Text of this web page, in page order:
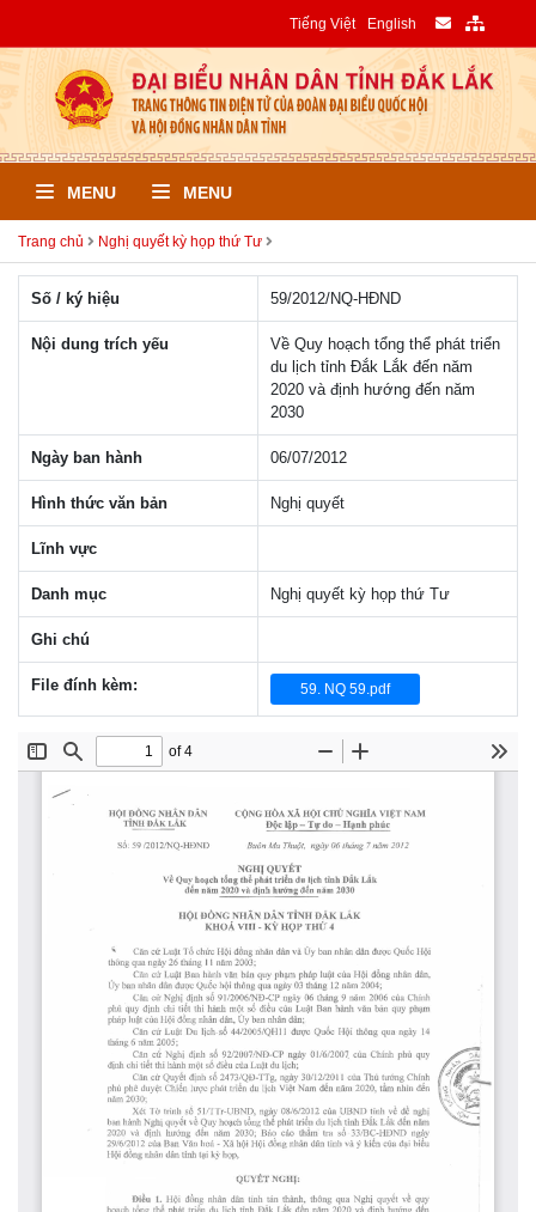
Tiếng Việt English
MENU MENU
Trang chủ Nghị quyết kỳ họp thứ Tư
Số / ký hiệu 59/2012/NQ-HÐND
Nội dung trích yếu
Về Quy hoạch tổng thể phát triển
du lịch tỉnh Đắk Lắk đến năm
2020 và định hướng đến năm
2030
Ngày ban hành 06/07/2012
Hình thức văn bản Nghị quyết
Lĩnh vực
Danh mục Nghị quyết kỳ họp thứ Tư
Ghi chú
File đính kèm: 59. NQ 59.pdf